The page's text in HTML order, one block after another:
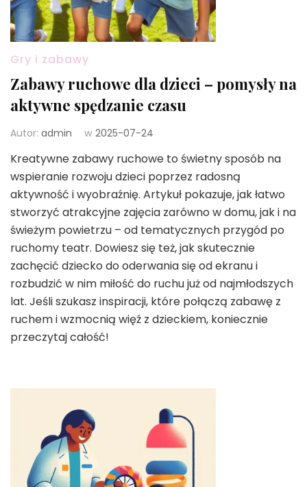
Gry i zabawy
Zabawy ruchowe dla dzieci – pomysły na
aktywne spędzanie czasu
Autor: admin w 2025-07-24
Kreatywne zabawy ruchowe to świetny sposób na
wspieranie rozwoju dzieci poprzez radosną
aktywność i wyobraźnię. Artykuł pokazuje, jak łatwo
stworzyć atrakcyjne zajęcia zarówno w domu, jak i na
świeżym powietrzu – od tematycznych przygód po
ruchomy teatr. Dowiesz się też, jak skutecznie
zachęcić dziecko do oderwania się od ekranu i
rozbudzić w nim miłość do ruchu już od najmłodszych
lat. Jeśli szukasz inspiracji, które połączą zabawę z
ruchem i wzmocnią więź z dzieckiem, koniecznie
przeczytaj całość!